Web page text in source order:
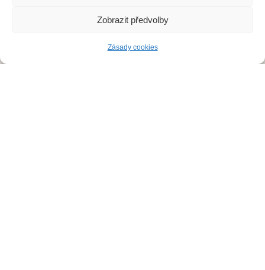
Zobrazit předvolby
Zásady cookies
Kde zasahujeme?